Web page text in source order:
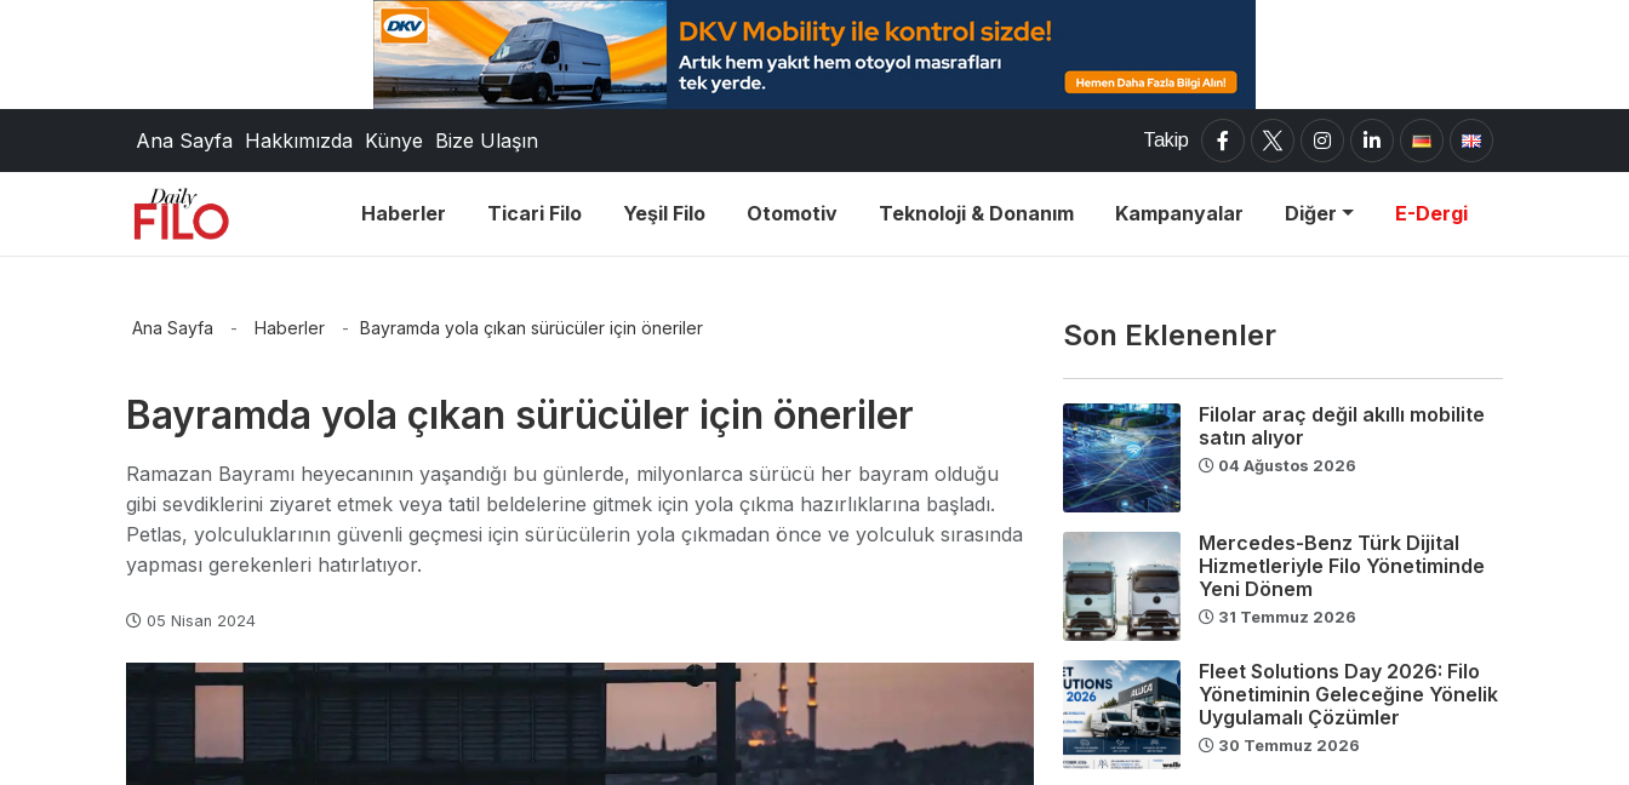
Ana Sayfa Hakkımızda Künye Bize Ulaşın Takip
Haberler Ticari Filo Yeşil Filo Otomotiv Teknoloji & Donanım Kampanyalar Diğer E-Dergi
Ana Sayfa - Haberler - Bayramda yola çıkan sürücüler için öneriler
Bayramda yola çıkan sürücüler için öneriler
Ramazan Bayramı heyecanının yaşandığı bu günlerde, milyonlarca sürücü her bayram olduğu
gibi sevdiklerini ziyaret etmek veya tatil beldelerine gitmek için yola çıkma hazırlıklarına başladı.
Petlas, yolculuklarının güvenli geçmesi için sürücülerin yola çıkmadan önce ve yolculuk sırasında
yapması gerekenleri hatırlatıyor.
05 Nisan 2024
Son Eklenenler
Filolar araç değil akıllı mobilite
satın alıyor
04 Ağustos 2026
Mercedes-Benz Türk Dijital
Hizmetleriyle Filo Yönetiminde
Yeni Dönem
31 Temmuz 2026
Fleet Solutions Day 2026: Filo
Yönetiminin Geleceğine Yönelik
Uygulamalı Çözümler
30 Temmuz 2026